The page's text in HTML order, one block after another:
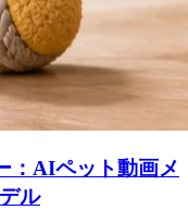
：AIペット動画メ
ル